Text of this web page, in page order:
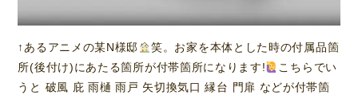
↑あるアニメの某N様邸
笑。お家を本体とした時の付属品箇
所(後付け)にあたる箇所が付帯箇所になります!
こちらでい
うと 破風 庇 雨樋 雨戸 矢切換気口 縁台 門扉 などが付帯箇